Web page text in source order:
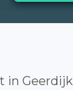
in Geerdijk